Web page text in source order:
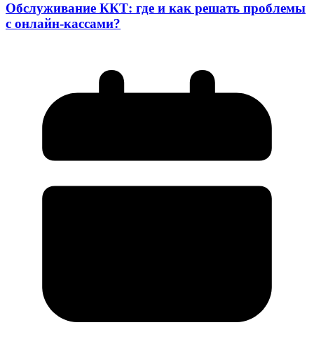
Обслуживание ККТ: где и как решать проблемы
с онлайн-кассами?